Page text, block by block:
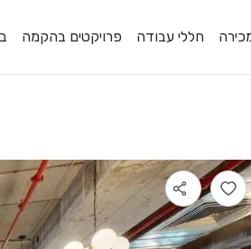
חללי עבודה פרויקטים בהקמה